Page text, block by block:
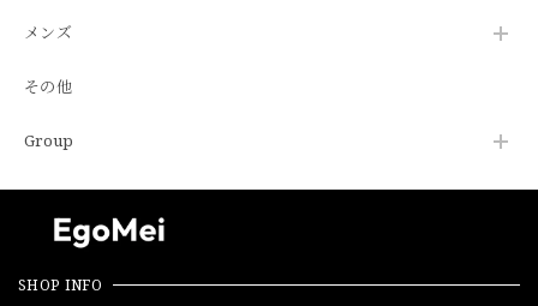
メンズ
その他
Group
SHOP INFO